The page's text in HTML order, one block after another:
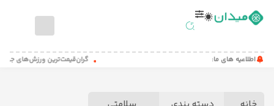
اطلاعیه های ما: گران‌قیمت‌ترین ورزش‌های جهان
صفحه
اصلی